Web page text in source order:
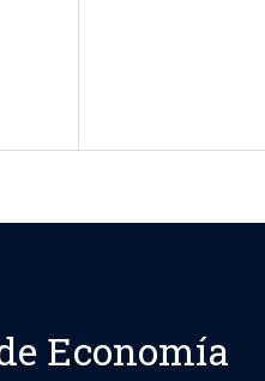
Economía